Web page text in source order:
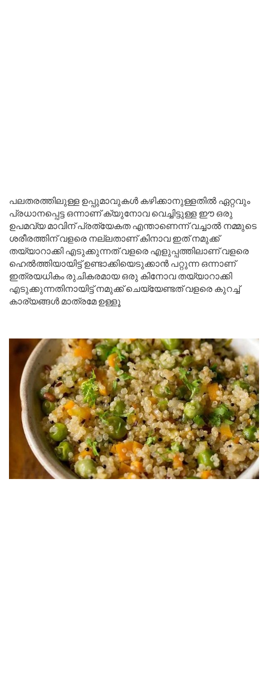
പലതരത്തിലുള്ള ഉപ്പുമാവുകൾ കഴിക്കാനുള്ളതിൽ ഏറ്റവും
പ്രധാനപ്പെട്ട ഒന്നാണ് ക്യുനോവ വെച്ചിട്ടുള്ള ഈ ഒരു
ഉപമവ്യ മാവിന് പ്രത്യേകത എന്താണെന്ന് വച്ചാൽ നമ്മുടെ
ശരീരത്തിന് വളരെ നല്ലതാണ് കിനാവ ഇത് നമുക്ക്
തയ്യാറാക്കി എടുക്കുന്നത് വളരെ എളുപ്പത്തിലാണ് വളരെ
ഹെൽത്തിയായിട്ട് ഉണ്ടാക്കിയെടുക്കാൻ പറ്റുന്ന ഒന്നാണ്
ഇത്രയധികം രുചികരമായ ഒരു കിനോവ തയ്യാറാക്കി
എടുക്കുന്നതിനായിട്ട് നമുക്ക് ചെയ്യേണ്ടത് വളരെ കുറച്ച്
കാര്യങ്ങൾ മാത്രമേ ഉള്ളൂ